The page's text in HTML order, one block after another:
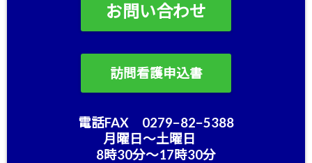
お問い合わせ
訪問看護申込書
電話FAX 0279−82−5388
月曜日〜土曜日
8時30分〜17時30分